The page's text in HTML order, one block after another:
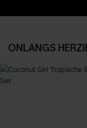
ONLANGS